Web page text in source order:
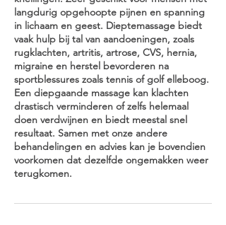
langdurig opgehoopte pijnen en spanning
in lichaam en geest. Dieptemassage biedt
vaak hulp bij tal van aandoeningen, zoals
rugklachten, artritis, artrose, CVS, hernia,
migraine en herstel bevorderen na
sportblessures zoals tennis of golf elleboog.
Een diepgaande massage kan klachten
drastisch verminderen of zelfs helemaal
doen verdwijnen en biedt meestal snel
resultaat. Samen met onze andere
behandelingen en advies kan je bovendien
voorkomen dat dezelfde ongemakken weer
terugkomen.